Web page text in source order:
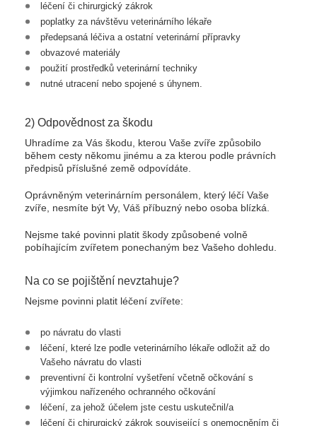
léčení či chirurgický zákrok
poplatky za návštěvu veterinárního lékaře
předepsaná léčiva a ostatní veterinární přípravky
obvazové materiály
použití prostředků veterinární techniky
nutné utracení nebo spojené s úhynem.
2) Odpovědnost za škodu
Uhradíme za Vás škodu, kterou Vaše zvíře způsobilo
během cesty někomu jinému a za kterou podle právních
předpisů příslušné země odpovídáte.
Oprávněným veterinárním personálem, který léčí Vaše
zvíře, nesmíte být Vy, Váš příbuzný nebo osoba blízká.
Nejsme také povinni platit škody způsobené volně
pobíhajícím zvířetem ponechaným bez Vašeho dohledu.
Na co se pojištění nevztahuje?
Nejsme povinni platit léčení zvířete:
po návratu do vlasti
léčení, které lze podle veterinárního lékaře odložit až do
Vašeho návratu do vlasti
preventivní či kontrolní vyšetření včetně očkování s
výjimkou nařízeného ochranného očkování
léčení, za jehož účelem jste cestu uskutečnil/a
léčení či chirurgický zákrok související s onemocněním či